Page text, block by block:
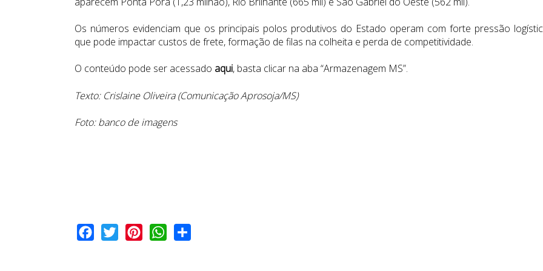
Os números evidenciam que os principais polos produtivos do Estado operam com forte pressão
que pode impactar custos de frete, formação de filas na colheita e perda de competitividade.
O conteúdo pode ser acessado aqui, basta clicar na aba “Armazenagem MS”.
Texto: Crislaine Oliveira (Comunicação Aprosoja/MS)
Foto: banco de imagens
Facebook
Twitter PinterestWhatsApp